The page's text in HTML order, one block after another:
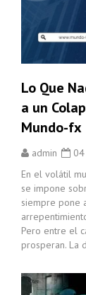
Lo Que
a un
Mundo-fx
admin
En el volátil
se impone
siempre pone
Pero entre el
prosperan. La